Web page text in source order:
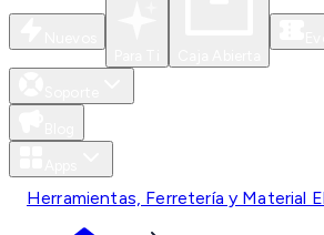
Herramientas, Ferretería y Material